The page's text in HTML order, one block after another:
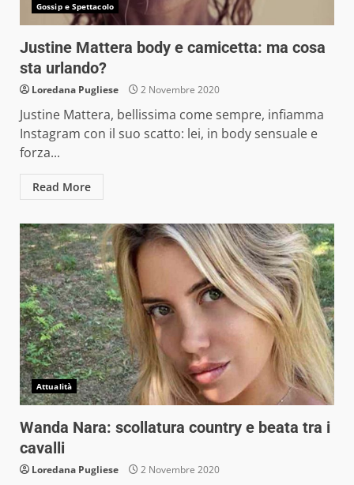
Gossip e Spettacolo
Justine Mattera body e camicetta: ma cosa
sta urlando?
Loredana Pugliese 2 Novembre 2020
Justine Mattera, bellissima come sempre, infiamma
Instagram con il suo scatto: lei, in body sensuale e
forza...
Read More
Attualità
Wanda Nara: scollatura country e beata tra i
cavalli
Loredana Pugliese 2 Novembre 2020